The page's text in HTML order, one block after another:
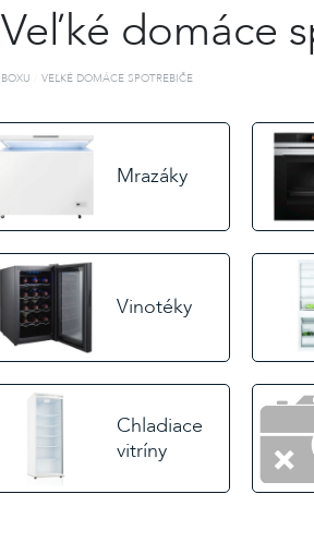
Veľké domáce
BOXU VEĽKÉ DOMÁCE SPOTREBIČE
Mrazáky
Vinotéky
Chladiace
vitríny